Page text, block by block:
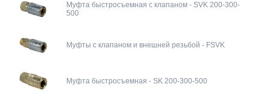
Муфта быстросъемная с клапаном - SVK 200-300-
500
Муфты с клапаном и внешней резьбой - FSVK
Муфта быстросъемная - SK 200-300-500